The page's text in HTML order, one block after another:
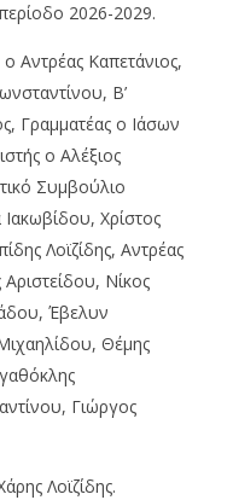
2026-2029.
Αντρέας Καπετάνιος,
Β’
Γραμματέας ο Ιάσων
ο Αλέξιος
Συμβούλιο
Χρίστος
Λοϊζίδης, Αντρέας
Νίκος
Έβελυν
Θέμης
Γιώργος
Λοϊζίδης.